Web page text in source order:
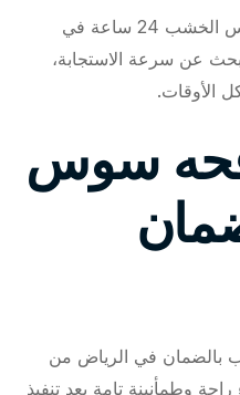
لذلك فإن خدمة مكافحة سوس الخشب 24 ساعة في
عن سرعة الاستجابة،
الأوقات.
سوس
بالضمان في الرياض من
راحة وطمأنينة تامة بعد تنفيذ